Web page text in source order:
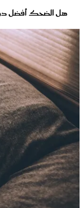
هل الضحك أفضل